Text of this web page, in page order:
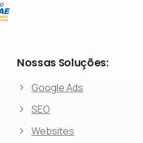
Nossas Soluções:
Google Ads
SEO
Websites